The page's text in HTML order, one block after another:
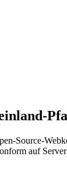
Source-
auf